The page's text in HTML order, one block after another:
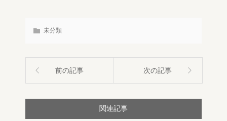
未分類
前の記事 次の記事
関連記事